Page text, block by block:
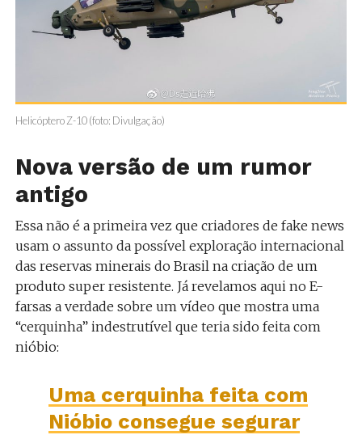
Helicóptero Z-10 (foto: Divulgação)
Nova versão de um rumor
antigo
Essa não é a primeira vez que criadores de fake news
usam o assunto da possível exploração internacional
das reservas minerais do Brasil na criação de um
produto super resistente. Já revelamos aqui no E-
farsas a verdade sobre um vídeo que mostra uma
“cerquinha” indestrutível que teria sido feita com
nióbio:
Uma cerquinha feita com
Nióbio consegue segurar